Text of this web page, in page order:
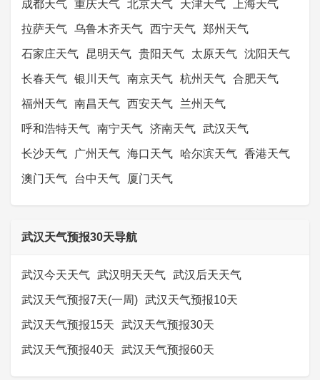
成都天气 重庆天气 北京天气 天津天气 上海天气
拉萨天气 乌鲁木齐天气 西宁天气 郑州天气
石家庄天气 昆明天气 贵阳天气 太原天气 沈阳天气
长春天气 银川天气 南京天气 杭州天气 合肥天气
福州天气 南昌天气 西安天气 兰州天气
呼和浩特天气 南宁天气 济南天气 武汉天气
长沙天气 广州天气 海口天气 哈尔滨天气 香港天气
澳门天气 台中天气 厦门天气
武汉天气预报30天导航
武汉今天天气 武汉明天天气 武汉后天天气
武汉天气预报7天(一周) 武汉天气预报10天
武汉天气预报15天 武汉天气预报30天
武汉天气预报40天 武汉天气预报60天